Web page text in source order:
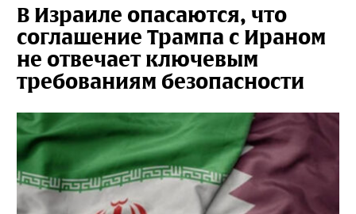
В Израиле опасаются, что
соглашение Трампа с Ираном
не отвечает ключевым
требованиям безопасности